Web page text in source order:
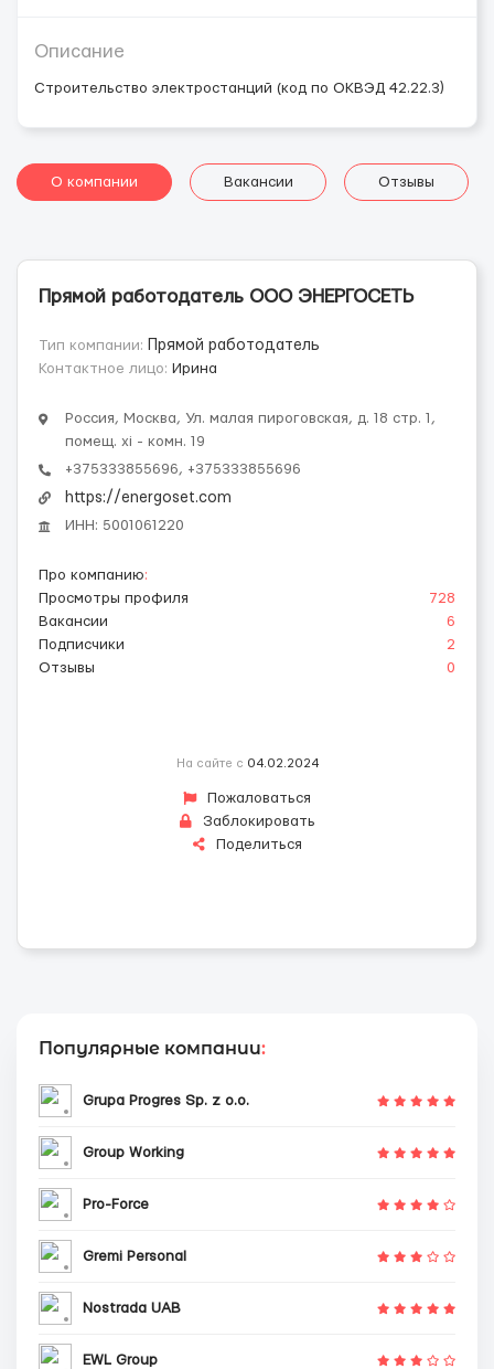
Описание
Строительство электростанций (код по ОКВЭД 42.22.3)
О компании Вакансии Отзывы
Прямой работодатель ООО ЭНЕРГОСЕТЬ
Тип компании:
Прямой работодатель
Контактное лицо: Ирина
Россия, Москва, Ул. малая пироговская, д. 18 стр. 1,
помещ. xi - комн. 19
+375333855696, +375333855696
https://energoset.com
ИНН: 5001061220
Про компанию:
Просмотры профиля
728
Вакансии
6
Подписчики
2
Отзывы
0
На сайте с 04.02.2024
Пожаловаться
Заблокировать
Поделиться
Популярные компании:
Grupa Progres Sp. z o.o.
Group Working
Pro-Force
Gremi Personal
Nostrada UAB
EWL Group